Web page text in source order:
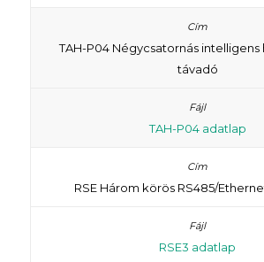
TAH-P04 Négycsatornás
távadó
TAH-P04 adatlap
RSE Három körös RS485/
RSE3 adatlap